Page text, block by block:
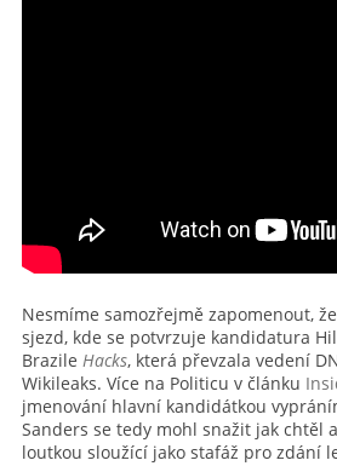
Nesmíme samozřejmě zapomenout,
sjezd, kde se potvrzuje kandidatura
Brazile Hacks, která převzala vedení
Wikileaks. Více na Politicu v článku
jmenování hlavní kandidátkou
Sanders se tedy mohl snažit jak chtěl
loutkou sloužící jako stafáž pro zdání